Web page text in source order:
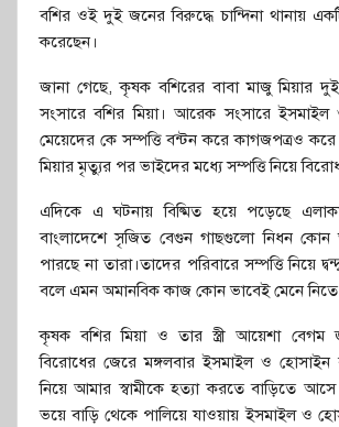
বশির ওই দুই জনের বিরুদ্ধে চান্দিনা থানায়
করেছেন।
জানা গেছে, কৃষক বশিরের বাবা মাজু মিয়ার
সংসারে বশির মিয়া। আরেক সংসারে
মেয়েদের কে সম্পত্তি বন্টন করে কাগজপত্রও
মিয়ার মৃত্যুর পর ভাইদের মধ্যে সম্পত্তি নিয়ে
এদিকে এ ঘটনায় বিষ্মিত হয়ে পড়েছে
বাংলাদেশে সৃজিত বেগুন গাছগুলো নিধন কোন
পারছে না তারা।তাদের পরিবারে সম্পত্তি নিয়ে
বলে এমন অমানবিক কাজ কোন ভাবেই মেনে নিতে
কৃষক বশির মিয়া ও তার স্ত্রী আয়েশা বেগম
বিরোধের জেরে মঙ্গলবার ইসমাইল ও হোসাইন
নিয়ে আমার স্বামীকে হত্যা করতে বাড়িতে
ভয়ে বাড়ি থেকে পালিয়ে যাওয়ায় ইসমাইল ও